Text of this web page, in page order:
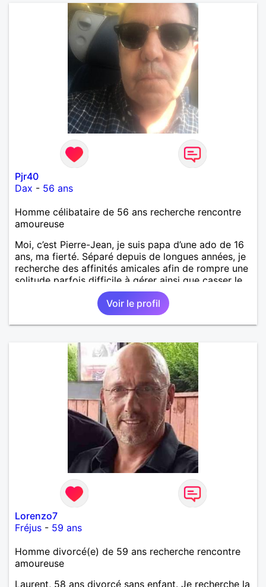
Pjr40
Dax - 56 ans
Homme célibataire de 56 ans recherche rencontre
amoureuse
Moi, c’est Pierre-Jean, je suis papa d’une ado de 16
ans, ma fierté. Séparé depuis de longues années, je
recherche des affinités amicales afin de rompre une
solitude parfois difficile à gérer ainsi que casser le
vague à l’âme. L’amitié reste extrêmement
importante à mes yeux mais peut se décliner en des
sentiments plus puissants. « Le temps fera son
œuvre » disait Arthur Schopenhauer, philosophe
autant être trop locace. Je suis bourré de qualités
avec très peu de défauts. Je suis altruiste,
bienveillant, empathique, attentionné, honnête,
respectueux, doux de caractère et compréhensif : je
laisse « glisser » beaucoup de choses. Mais ne vous
m’éprenez pas Mesdames, si une personne que
j’aime me trahit une fois, il n’y aura pas de seconde
chance et je l’effacerai à « vitam eternam ».
Néanmoins, je suis un tout petit peu maniaque ainsi
qu’impatient. J’essaye de faire des efforts. Rien de
bien dramatique ! Du moins je le pense……Je suis un
homme facile à vivre. À vous si vous le souhaitez,
d’apprendre à me connaître davantage. J’en serai
ravi….A très bientôt je l’espère.
Voir le profil
Lorenzo7
Fréjus - 59 ans
Homme divorcé(e) de 59 ans recherche rencontre
amoureuse
Laurent, 58 ans divorcé sans enfant. Je recherche la